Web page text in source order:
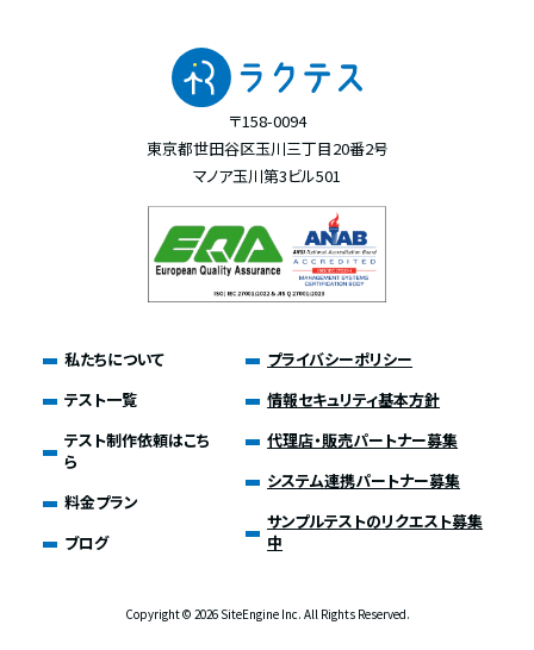
〒158-0094
東京都世田谷区玉川三丁目20番2号
マノア玉川第3ビル501
私たちについて
テスト一覧
テスト制作依頼はこち
ら
料金プラン
ブログ
プライバシーポリシー
情報セキュリティ基本方針
代理店・販売パートナー募集
システム連携パートナー募集
サンプルテストのリクエスト募集
中
Copyright © 2026 SiteEngine Inc. All Rights Reserved.